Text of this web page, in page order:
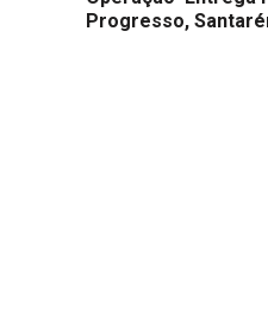
Progresso,